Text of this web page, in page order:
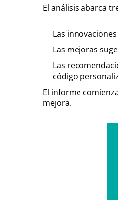
El análisis abarca
Las
Las mejoras
Las
código
El informe
mejora.